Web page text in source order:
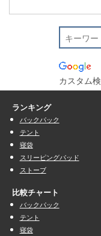
カスタム
ランキング
バックパック
テント
寝袋
スリーピングパッド
ストーブ
比較チャート
バックパック
テント
寝袋